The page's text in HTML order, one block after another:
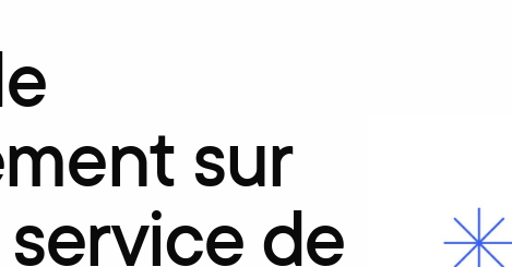
sur
service de